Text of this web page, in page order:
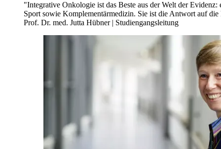
"Integrative Onkologie ist das Beste aus der Welt der
Sport sowie Komplementärmedizin. Sie ist die Antwort auf
Prof. Dr. med. Jutta Hübner | Studiengangsleitung